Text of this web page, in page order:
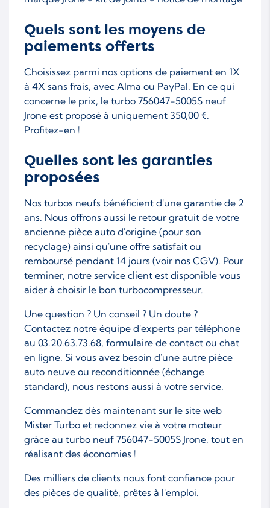
Quels sont les moyens de
paiements offerts
Choisissez parmi nos options de paiement en 1X
à 4X sans frais, avec Alma ou PayPal. En ce qui
concerne le prix, le turbo 756047-5005S neuf
Jrone est proposé à uniquement 350,00 €.
Profitez-en !
Quelles sont les garanties
proposées
Nos turbos neufs bénéficient d'une garantie de 2
ans. Nous offrons aussi le retour gratuit de votre
ancienne pièce auto d'origine (pour son
recyclage) ainsi qu'une offre satisfait ou
remboursé pendant 14 jours (voir nos CGV). Pour
terminer, notre service client est disponible vous
aider à choisir le bon turbocompresseur.
Une question ? Un conseil ? Un doute ?
Contactez notre équipe d'experts par téléphone
au 03.20.63.73.68, formulaire de contact ou chat
en ligne. Si vous avez besoin d'une autre pièce
auto neuve ou reconditionnée (échange
standard), nous restons aussi à votre service.
Commandez dès maintenant sur le site web
Mister Turbo et redonnez vie à votre moteur
grâce au turbo neuf 756047-5005S Jrone, tout en
réalisant des économies !
Des milliers de clients nous font confiance pour
des pièces de qualité, prêtes à l'emploi.